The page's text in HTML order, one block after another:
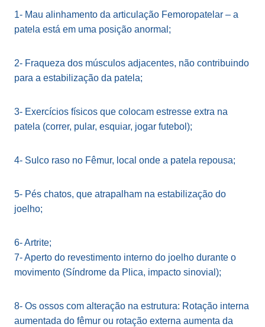
1- Mau alinhamento da articulação Femoropatelar – a
patela está em uma posição anormal;
2- Fraqueza dos músculos adjacentes, não contribuindo
para a estabilização da patela;
3- Exercícios físicos que colocam estresse extra na
patela (correr, pular, esquiar, jogar futebol);
4- Sulco raso no Fêmur, local onde a patela repousa;
5- Pés chatos, que atrapalham na estabilização do
joelho;
6- Artrite;
7- Aperto do revestimento interno do joelho durante o
movimento (Síndrome da Plica, impacto sinovial);
8- Os ossos com alteração na estrutura: Rotação interna
aumentada do fêmur ou rotação externa aumenta da